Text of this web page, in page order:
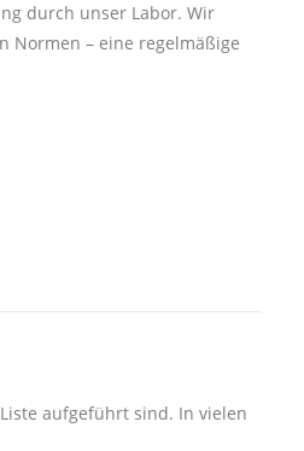
durch unser Labor. Wir
Normen – eine regelmäßige
aufgeführt sind. In vielen